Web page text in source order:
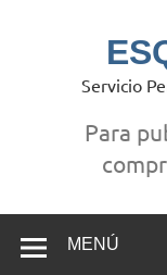
Servicio
Para
MENÚ